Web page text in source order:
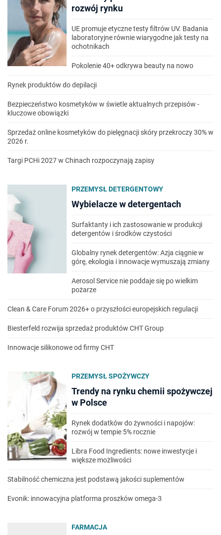
rozwój rynku
UE promuje etyczne testy filtrów UV. Badania
laboratoryjne równie wiarygodne jak testy na
ochotnikach
Pokolenie 40+ odkrywa beauty na nowo
Rynek produktów do depilacji
Bezpieczeństwo kosmetyków w świetle aktualnych przepisów -
kluczowe obowiązki
Sprzedaż online kosmetyków do pielęgnacji skóry przekroczy 30% w
2026 r.
Targi PCHi 2027 w Chinach rozpoczynają zapisy
PRZEMYSŁ DETERGENTOWY
Wybielacze w detergentach
Surfaktanty i ich zastosowanie w produkcji
detergentów i środków czystości
Globalny rynek detergentów: Azja ciągnie w
górę, ekologia i innowacje wymuszają zmiany
Aerosol Service nie poddaje się po wielkim
pożarze
Clean & Care Forum 2026+ o przyszłości europejskich regulacji
Biesterfeld rozwija sprzedaż produktów CHT Group
Innowacje silikonowe od firmy CHT
PRZEMYSŁ SPOŻYWCZY
Trendy na rynku chemii spożywczej
w Polsce
Rynek dodatków do żywności i napojów:
rozwój w tempie 5% rocznie
Libra Food Ingredients: nowe inwestycje i
większe możliwości
Stabilność chemiczna jest podstawą jakości suplementów
Evonik: innowacyjna platforma proszków omega-3
FARMACJA